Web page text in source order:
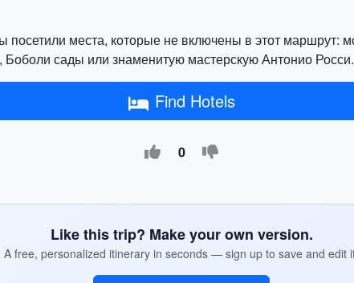
посетили места, которые не включены в этот маршрут:
сады или знаменитую мастерскую Антонио Росси.
Find Hotels
0
Like this trip? Make your own version.
A free, personalized itinerary in seconds — sign up to save and edit